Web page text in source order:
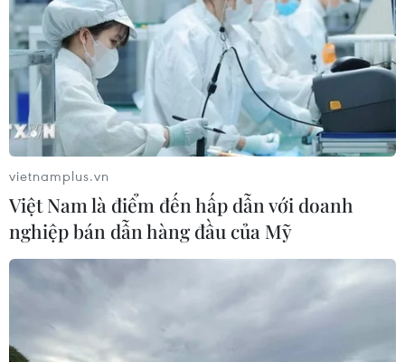
vietnamplus.vn
Việt Nam là điểm đến hấp dẫn với doanh
nghiệp bán dẫn hàng đầu của Mỹ